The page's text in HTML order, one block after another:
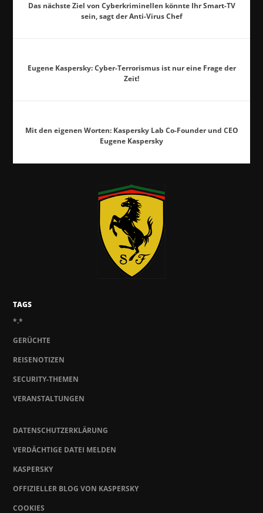
Das nächste Ziel von Cyberkriminellen könnte Ihr Smart-TV
sein, sagt der Anti-Virus Chef
Eugene Kaspersky: Cyber-Terrorismus ist nur eine Frage der
Zeit!
Mit den eigenen Worten: Kaspersky Lab Co-Founder und CEO
Eugene Kaspersky
TAGS
*.*
GERÜCHTE
REISENOTIZEN
SECURITY-THEMEN
VERANSTALTUNGEN
DATENSCHUTZERKLÄRUNG
VERDÄCHTIGE DATEI MELDEN
KASPERSKY
OFFIZIELLER BLOG VON KASPERSKY
COOKIES